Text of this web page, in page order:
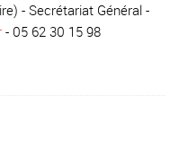
- Secrétariat Général -
- 05 62 30 15 98